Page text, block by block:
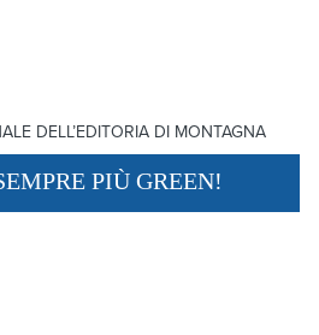
DELL’EDITORIA DI MONTAGNA
PIÙ GREEN!